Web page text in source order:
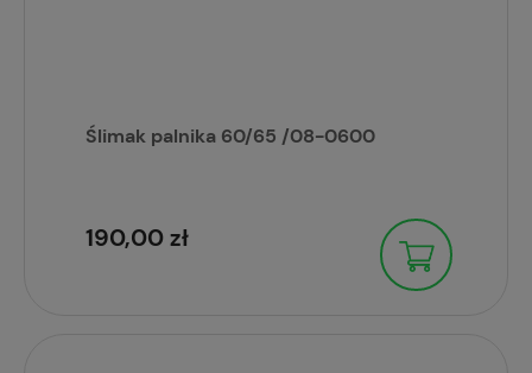
Ślimak palnika 60/65 /08-0600
190,00 zł